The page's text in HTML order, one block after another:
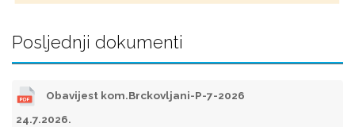
Posljednji dokumenti
Obavijest kom.Brckovljani-P-7-2026
24.7.2026.